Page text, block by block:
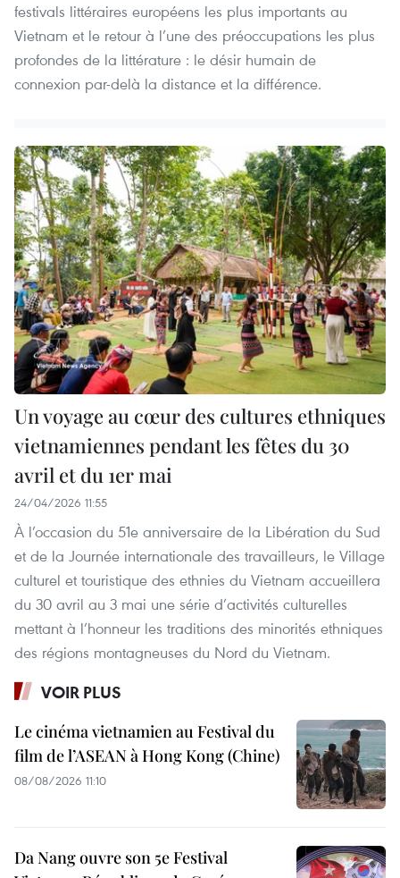
festivals littéraires européens les plus importants au
Vietnam et le retour à l’une des préoccupations les plus
profondes de la littérature : le désir humain de
connexion par-delà la distance et la différence.
Un voyage au cœur des cultures ethniques
vietnamiennes pendant les fêtes du 30
avril et du 1er mai
24/04/2026 11:55
À l’occasion du 51e anniversaire de la Libération du Sud
et de la Journée internationale des travailleurs, le Village
culturel et touristique des ethnies du Vietnam accueillera
du 30 avril au 3 mai une série d’activités culturelles
mettant à l’honneur les traditions des minorités ethniques
des régions montagneuses du Nord du Vietnam.
VOIR PLUS
Le cinéma vietnamien au Festival du
film de l’ASEAN à Hong Kong (Chine)
08/08/2026 11:10
Da Nang ouvre son 5e Festival